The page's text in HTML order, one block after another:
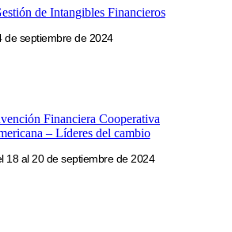
de Intangibles Financieros
de septiembre de 2024
Financiera Cooperativa
– Líderes del cambio
18 al 20 de septiembre de 2024